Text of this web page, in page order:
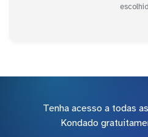
Tenha acesso a todas
Kondado